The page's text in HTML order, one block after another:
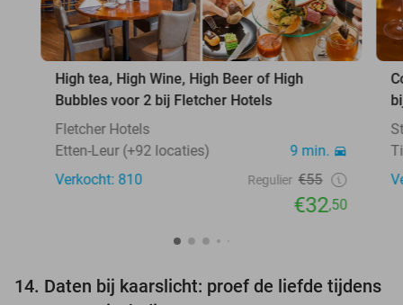
High tea, High Wine, High Beer of High
Bubbles voor 2 bij Fletcher Hotels
Fletcher Hotels
Etten-Leur (+92 locaties)
9 min.
Verkocht: 810
Regulier €55
€32,50
14. Daten bij kaarslicht: proef de liefde tijdens